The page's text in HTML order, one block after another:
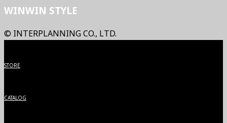
WINWIN STYLE
© INTERPLANNING CO., LTD.
STORE
CATALOG